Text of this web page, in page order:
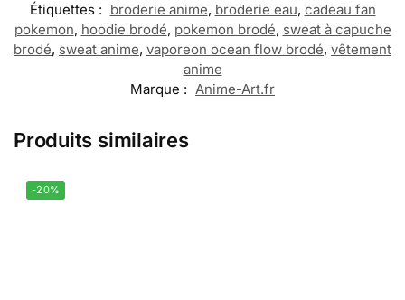
Étiquettes : broderie anime, broderie eau, cadeau fan
pokemon, hoodie brodé, pokemon brodé, sweat à capuche
brodé, sweat anime, vaporeon ocean flow brodé, vêtement
anime
Marque : Anime-Art.fr
Produits similaires
-20%